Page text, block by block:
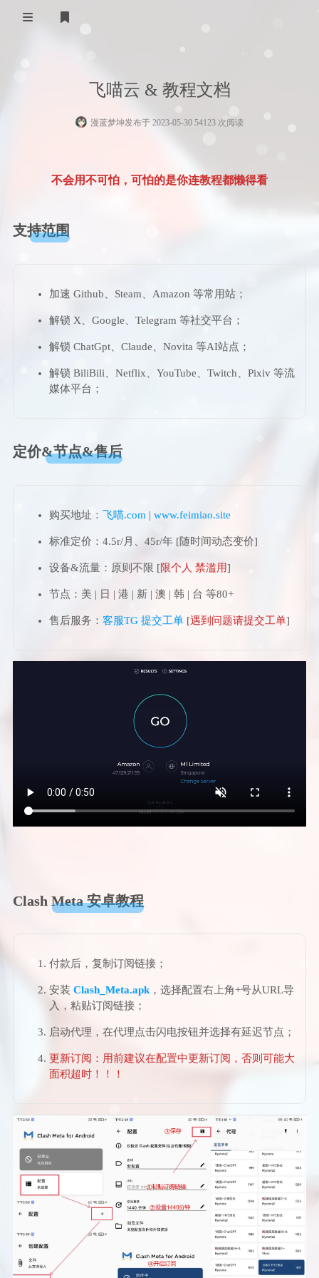
2.7版本
2.8版本
3.0.0(3.0.5)版本
3.1.5(Bata3.2)版本
3.6版本
原私4.5 PC注册登录教程
原神5.0.0本地一键端使用教程
📁 网盘
飞喵云 & 教程文档
漫蓝梦坤发布于 2023-05-30 54123 次阅读
不会用不可怕，可怕的是你连教程都懒得看
支持范围
加速 Github、Steam、Amazon 等常用站；
解锁 X、Google、Telegram 等社交平台；
解锁 ChatGpt、Claude、Novita 等AI站点；
解锁 BiliBili、Netflix、YouTube、Twitch、Pixiv 等流
媒体平台；
定价&节点&售后
购买地址： 飞喵.com | www.feimiao.site
标准定价：4.5r/月、45r/年 [随时间动态变价]
设备&流量：原则不限 [限个人 禁滥用]
节点：美 | 日 | 港 | 新 | 澳 | 韩 | 台 等80+
售后服务： 客服TG 提交工单[遇到问题请提交工单]
Clash Meta 安卓教程
付款后，复制订阅链接；
安装 Clash_Meta.apk，选择配置右上角+号从URL导
入，粘贴订阅链接；
启动代理，在代理点击闪电按钮并选择有延迟节点；
更新订阅：用前建议在配置中更新订阅，否则可能大
面积超时！！！